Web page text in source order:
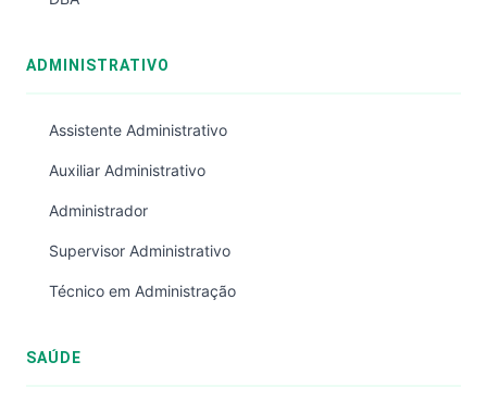
ADMINISTRATIVO
Assistente Administrativo
Auxiliar Administrativo
Administrador
Supervisor Administrativo
Técnico em Administração
SAÚDE